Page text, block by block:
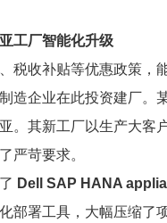
工厂智能化升级
税收补贴等优惠政策
造企业在此投资建厂
。其新工厂以生产大
严苛要求。
Dell SAP HANA
部署工具，大幅压缩了